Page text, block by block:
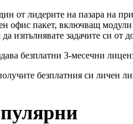
от лидерите на пазара на
офис пакет, включващ модули
изпълнявате задачите си от
безплатни 3-месечни
безплатния си личен